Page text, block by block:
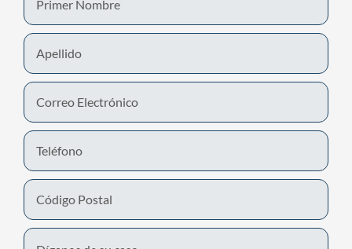
Name
Last
Name
Email
Phone
Number
Untitled